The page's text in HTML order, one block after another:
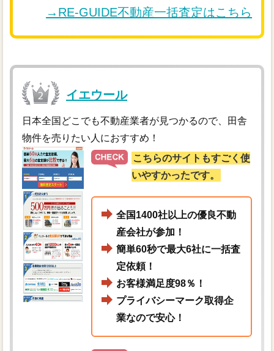
→RE-GUIDE不動産一括査定はこちら
イエウール
日本全国どこでも不動産業者が見つかるので、田舎
物件を売りたい人におすすめ！
こちらのサイトもすごく使
いやすかったです。
全国1400社以上の優良不動
産会社が参加！
簡単60秒で最大6社に一括査
定依頼！
お客様満足度98％！
プライバシーマーク取得企
業なので安心！